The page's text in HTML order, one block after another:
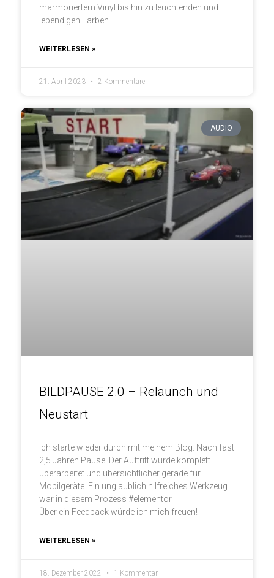
marmoriertem Vinyl bis hin zu leuchtenden und
lebendigen Farben.
WEITERLESEN »
21. April 2023 2 Kommentare
AUDIO
BILDPAUSE 2.0 – Relaunch und
Neustart
Ich starte wieder durch mit meinem Blog. Nach fast
2,5 Jahren Pause. Der Auftritt wurde komplett
überarbeitet und übersichtlicher gerade für
Mobilgeräte. Ein unglaublich hilfreiches Werkzeug
war in diesem Prozess #elementor
Über ein Feedback würde ich mich freuen!
WEITERLESEN »
18. Dezember 2022 1 Kommentar